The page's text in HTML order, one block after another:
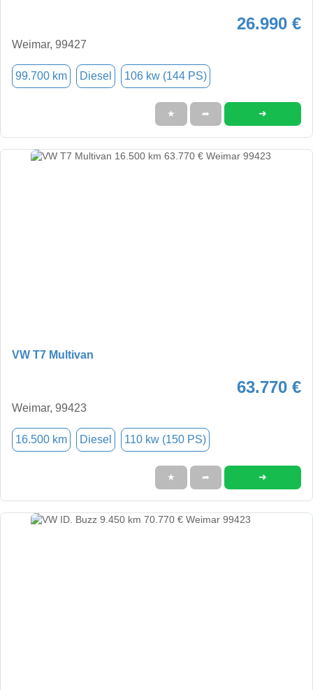
26.990 €
Weimar, 99427
99.700 km Diesel 106 kw (144 PS)
★ ➦ ➜
VW T7 Multivan
63.770 €
Weimar, 99423
16.500 km Diesel 110 kw (150 PS)
★ ➦ ➜